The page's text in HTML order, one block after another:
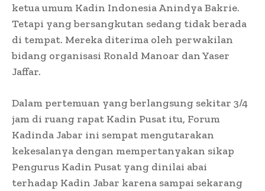
ketua umum Kadin Indonesia Anindya Bakrie.
Tetapi yang bersangkutan sedang tidak berada
di tempat. Mereka diterima oleh perwakilan
bidang organisasi Ronald Manoar dan Yaser
Jaffar.
Dalam pertemuan yang berlangsung sekitar 3/4
jam di ruang rapat Kadin Pusat itu, Forum
Kadinda Jabar ini sempat mengutarakan
kekesalanya dengan mempertanyakan sikap
Pengurus Kadin Pusat yang dinilai abai
terhadap Kadin Jabar karena sampai sekarang